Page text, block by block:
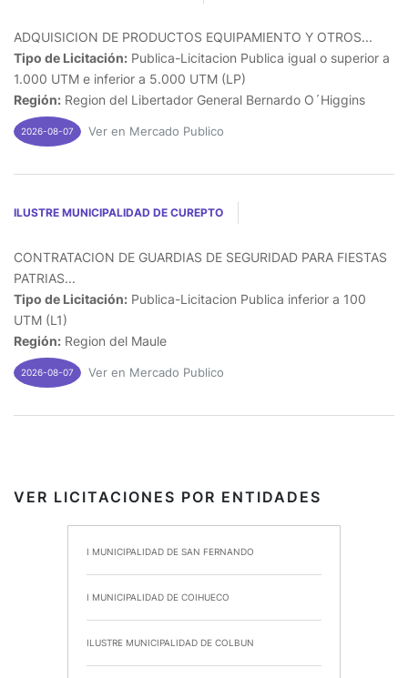
ADQUISICION DE PRODUCTOS EQUIPAMIENTO Y OTROS...
Tipo de Licitación: Publica-Licitacion Publica igual o superior a
1.000 UTM e inferior a 5.000 UTM (LP)
Región: Region del Libertador General Bernardo O´Higgins
2026-08-07 Ver en Mercado Publico
ILUSTRE MUNICIPALIDAD DE CUREPTO
CONTRATACION DE GUARDIAS DE SEGURIDAD PARA FIESTAS
PATRIAS...
Tipo de Licitación: Publica-Licitacion Publica inferior a 100
UTM (L1)
Región: Region del Maule
2026-08-07 Ver en Mercado Publico
VER LICITACIONES POR ENTIDADES
I MUNICIPALIDAD DE SAN FERNANDO
I MUNICIPALIDAD DE COIHUECO
ILUSTRE MUNICIPALIDAD DE COLBUN